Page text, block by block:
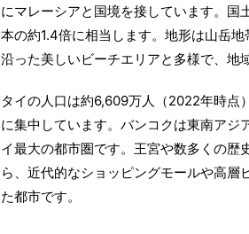
にマレーシアと国境を接しています。
本の約1.4倍に相当します。地形は山岳
沿った美しいビーチエリアと多様で、地
タイの人口は約6,609万人（2022年時点
に集中しています。バンコクは東南アジ
イ最大の都市圏です。王宮や数多くの
ら、近代的なショッピングモールや高層
た都市です。